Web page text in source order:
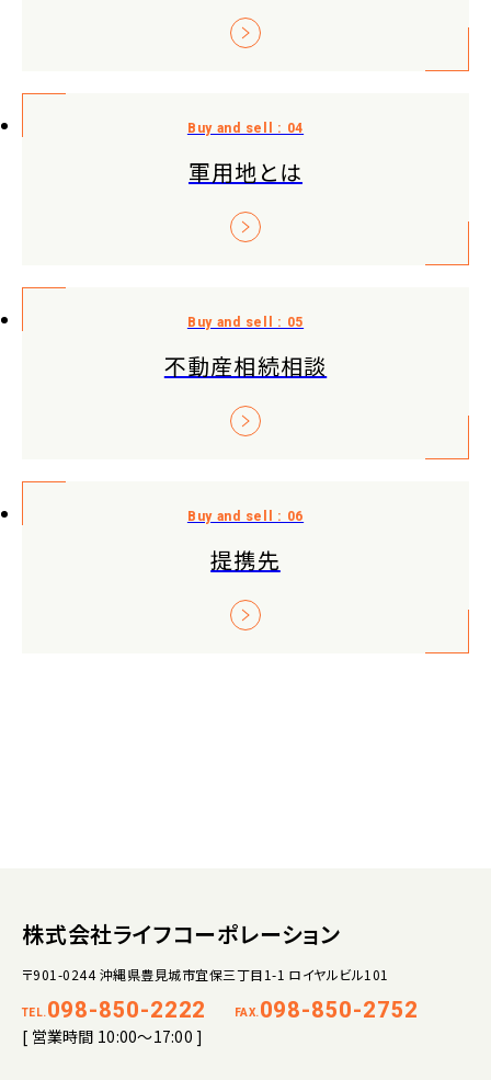
軍用地とは
不動産相続相談
提携先
株式会社ライフコーポレーション
〒901-0244 沖縄県豊見城市宜保三丁目1-1 ロイヤルビル101
TEL. 098-850-2222 FAX. 098-850-2752
[ 営業時間 10:00～17:00 ]